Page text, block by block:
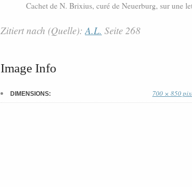
Cachet de N. Brixius, curé de Neuerburg, sur une
Zitiert nach (Quelle):A.L. Seite 268
Image Info
DIMENSIONS: 700 × 850